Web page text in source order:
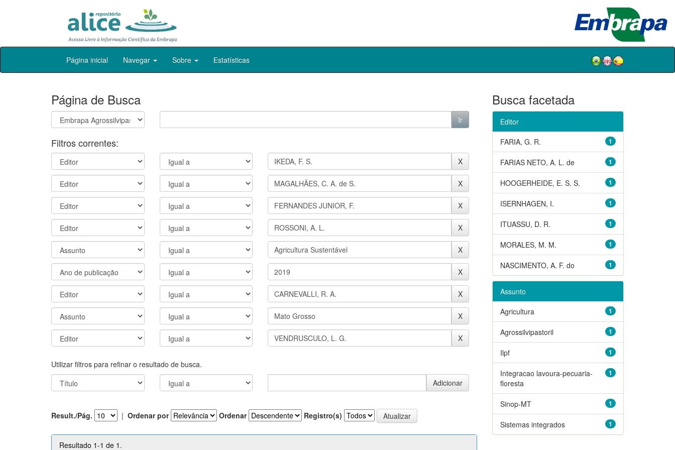
Skip
Página inicial Navegar Sobre Estatísticas
Página de Busca
Filtros correntes:
Utilizar filtros para refinar o resultado de busca.
Result./Pág. | Ordenar por Ordenar Registro(s)
Resultado 1-1 de 1.
Busca facetada
Editor
1
FARIA, G. R.
1
FARIAS NETO, A. L. de
1
HOOGERHEIDE, E. S. S.
1
ISERNHAGEN, I.
1
ITUASSU, D. R.
1
MORALES, M. M.
1
NASCIMENTO, A. F. do
Assunto
1
Agricultura
1
Agrossilvipastoril
1
Ilpf
1
Integracao lavoura-pecuaria-
floresta
1
Sinop-MT
1
Sistemas integrados